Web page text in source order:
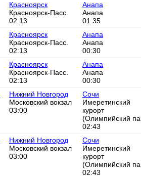
Красноярск
Красноярск-Пасс.
02:13
Анапа
Анапа
01:35
Красноярск
Красноярск-Пасс.
02:13
Анапа
Анапа
00:30
Красноярск
Красноярск-Пасс.
02:13
Анапа
Анапа
00:30
Нижний Новгород
Московский вокзал
03:00
Сочи
Имеретинский
курорт
(Олимпийский
02:43
Нижний Новгород
Московский вокзал
03:00
Сочи
Имеретинский
курорт
(Олимпийский
02:43